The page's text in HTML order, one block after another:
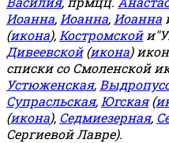
Иоанна, Иоанна, Иоанна
(икона), Костромской
Дивеевской(икона)
списки со Смоленской
Устюженская,
Супрасльская, Югская(
(икона), Седмиезерная,
Сергиевой Лавре).